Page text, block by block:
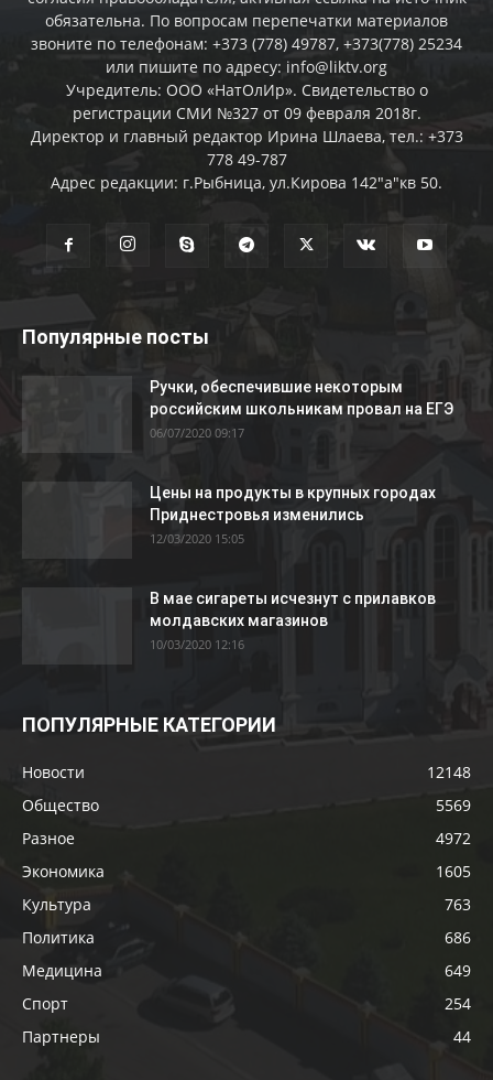
обязательна. По вопросам перепечатки материалов
звоните по телефонам: +373 (778) 49787, +373(778) 25234
или пишите по адресу: info@liktv.org
Учредитель: ООО «НатОлИр». Свидетельство о
регистрации СМИ №327 от 09 февраля 2018г.
Директор и главный редактор Ирина Шлаева, тел.: +373
778 49-787
Адрес редакции: г.Рыбница, ул.Кирова 142"а"кв 50.
Популярные посты
Ручки, обеспечившие некоторым
российским школьникам провал на ЕГЭ
06/07/2020 09:17
Цены на продукты в крупных городах
Приднестровья изменились
12/03/2020 15:05
В мае сигареты исчезнут с прилавков
молдавских магазинов
10/03/2020 12:16
ПОПУЛЯРНЫЕ КАТЕГОРИИ
Новости
12148
Общество
5569
Разное
4972
Экономика
1605
Культура
763
Политика
686
Медицина
649
Спорт
254
Партнеры
44